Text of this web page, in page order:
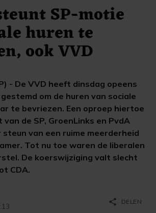
SP-motie
huren te
ook VVD
- De VVD heeft dinsdag opeens
om de huren van sociale
te bevriezen. Een oproep hiertoe
de SP, GroenLinks en PvdA
van een ruime meerderheid
Tot nu toe waren de liberalen
De koerswijziging valt slecht
CDA.
share DELEN